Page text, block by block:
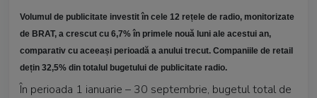
Volumul de publicitate investit în cele 12 rețele de radio, monitorizate
de BRAT, a crescut cu 6,7% în primele nouă luni ale acestui an,
comparativ cu aceeași perioadă a anului trecut. Companiile de retail
dețin 32,5% din totalul bugetului de publicitate radio.
În perioada 1 ianuarie – 30 septembrie, bugetul total de